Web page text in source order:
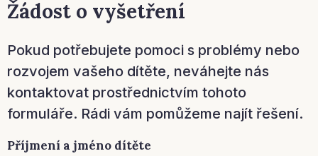
Žádost o vyšetření
Pokud potřebujete pomoci s problémy nebo
rozvojem vašeho dítěte, neváhejte nás
kontaktovat prostřednictvím tohoto
formuláře. Rádi vám pomůžeme najít řešení.
Příjmení a jméno dítěte